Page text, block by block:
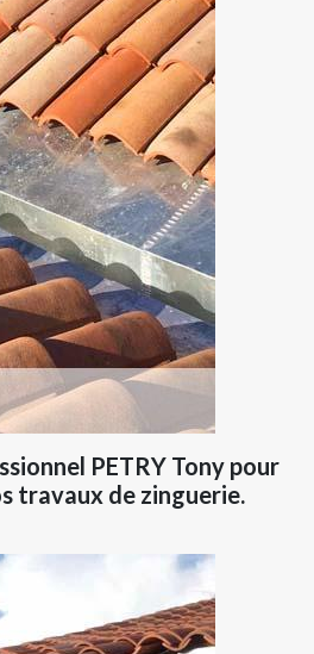
PETRY Tony pour
travaux de zinguerie.